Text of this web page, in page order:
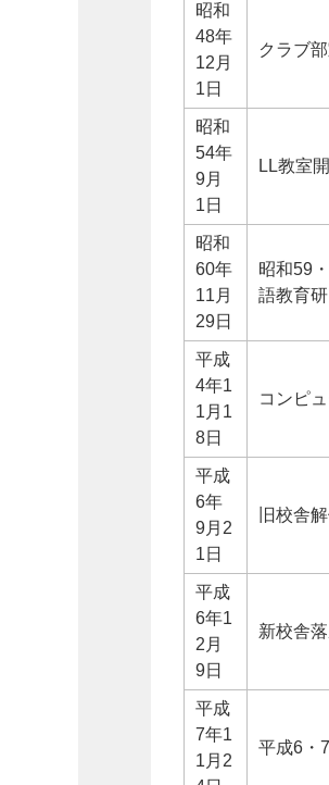
昭和
48年
12月
1日
クラブ
昭和
54年
9月
1日
LL教室
昭和
60年
11月
29日
昭和59
語教育
平成
4年1
1月1
8日
コンピ
平成
6年
9月2
1日
旧校舎
平成
6年1
2月
9日
新校舎
平成
7年1
1月2
平成6・